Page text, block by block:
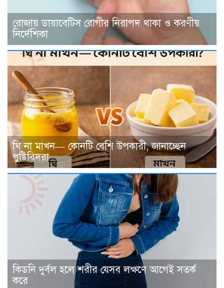
রোজায় ডায়াবেটিস রোগীর নিরাপদ থাকা ও করণীয়
নির্দেশিকা
ঘি না মাখন— কোনটি বেশি উপকারী, জানাচ্ছেন
পুষ্টিবিদরা
কিডনি দুর্বল হলে শরীর যেসব লক্ষণে আগেই সতর্ক
করে